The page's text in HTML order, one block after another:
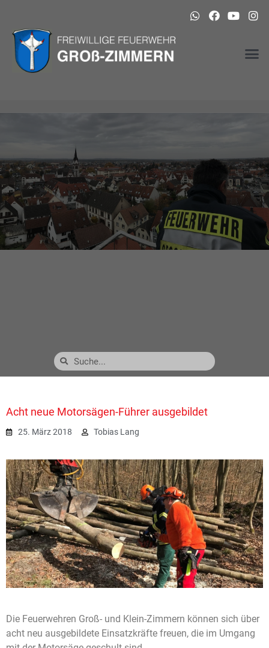
Acht neue Motorsägen-Führer ausgebildet
25. März 2018 Tobias Lang
Die Feuerwehren Groß- und Klein-Zimmern können sich über
acht neu ausgebildete Einsatzkräfte freuen, die im Umgang